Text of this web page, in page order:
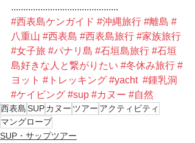
............................................
#西表島ケンガイド #沖縄旅行 #離島 #
八重山 #西表島 #西表島旅行 #家族旅行
#女子旅 #パナリ島 #石垣島旅行 #石垣
島好きな人と繋がりたい #冬休み旅行 #
ヨット #トレッキング #yacht #鍾乳洞
#ケイビング #sup #カヌー #自然
西表島SUPカヌー ツアー アクティビティ
マングローブ
SUP・サップツアー